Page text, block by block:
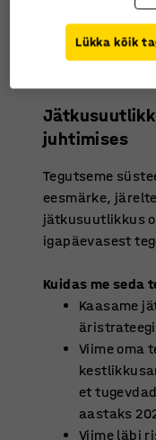
juhtimises
Tegutseme
eesmärke,
jätkusuutlikkus
igapäevasest
Kuidas me seda
Kaasame
Viime oma
et
aastaks
Viime läbi
Lükka kõik